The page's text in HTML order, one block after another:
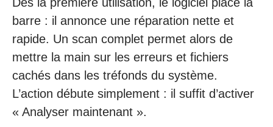
barre : il annonce une réparation nette et
rapide. Un scan complet permet alors de
mettre la main sur les erreurs et fichiers
cachés dans les tréfonds du système.
L’action débute simplement : il suffit d’activer
« Analyser maintenant ».